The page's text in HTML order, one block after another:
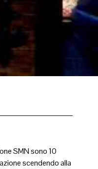
SMN sono 10
scendendo alla